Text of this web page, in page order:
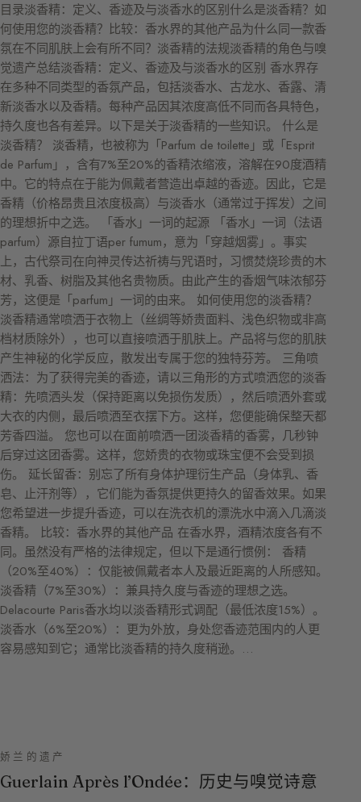
目录淡香精：定义、香迹及与淡香水的区别什么是淡香精？如
何使用您的淡香精？比较：香水界的其他产品为什么同一款香
氛在不同肌肤上会有所不同？淡香精的法规淡香精的角色与嗅
觉遗产总结淡香精：定义、香迹及与淡香水的区别 香水界存
在多种不同类型的香氛产品，包括淡香水、古龙水、香露、清
新淡香水以及香精。每种产品因其浓度高低不同而各具特色，
持久度也各有差异。以下是关于淡香精的一些知识。 什么是
淡香精？ 淡香精，也被称为「Parfum de toilette」或「Esprit
de Parfum」，含有7%至20%的香精浓缩液，溶解在90度酒精
中。它的特点在于能为佩戴者营造出卓越的香迹。因此，它是
香精（价格昂贵且浓度极高）与淡香水（通常过于挥发）之间
的理想折中之选。 「香水」一词的起源 「香水」一词（法语
parfum）源自拉丁语per fumum，意为「穿越烟雾」。事实
上，古代祭司在向神灵传达祈祷与咒语时，习惯焚烧珍贵的木
材、乳香、树脂及其他名贵物质。由此产生的香烟气味浓郁芬
芳，这便是「parfum」一词的由来。 如何使用您的淡香精？
淡香精通常喷洒于衣物上（丝绸等娇贵面料、浅色织物或非高
档材质除外），也可以直接喷洒于肌肤上。产品将与您的肌肤
产生神秘的化学反应，散发出专属于您的独特芬芳。 三角喷
洒法：为了获得完美的香迹，请以三角形的方式喷洒您的淡香
精：先喷洒头发（保持距离以免损伤发质），然后喷洒外套或
大衣的内侧，最后喷洒至衣摆下方。这样，您便能确保整天都
芳香四溢。 您也可以在面前喷洒一团淡香精的香雾，几秒钟
后穿过这团香雾。这样，您娇贵的衣物或珠宝便不会受到损
伤。 延长留香：别忘了所有身体护理衍生产品（身体乳、香
皂、止汗剂等），它们能为香氛提供更持久的留香效果。如果
您希望进一步提升香迹，可以在洗衣机的漂洗水中滴入几滴淡
香精。 比较：香水界的其他产品 在香水界，酒精浓度各有不
同。虽然没有严格的法律规定，但以下是通行惯例： 香精
（20%至40%）：仅能被佩戴者本人及最近距离的人所感知。
淡香精（7%至30%）：兼具持久度与香迹的理想之选。
Delacourte Paris香水均以淡香精形式调配（最低浓度15%）。
淡香水（6%至20%）：更为外放，身处您香迹范围内的人更
容易感知到它；通常比淡香精的持久度稍逊。…
娇兰的遗产
Guerlain Après l’Ondée：历史与嗅觉诗意